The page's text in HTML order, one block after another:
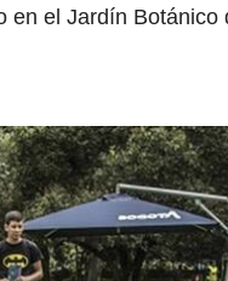
en el Jardín